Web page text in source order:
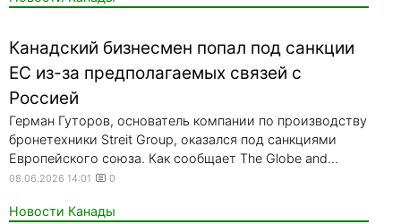
Канадский бизнесмен попал под санкции
ЕС из-за предполагаемых связей с
Россией
Герман Гуторов, основатель компании по производству
бронетехники Streit Group, оказался под санкциями
Европейского союза. Как сообщает The Globe and...
08.06.2026 14:01 0
Новости Канады